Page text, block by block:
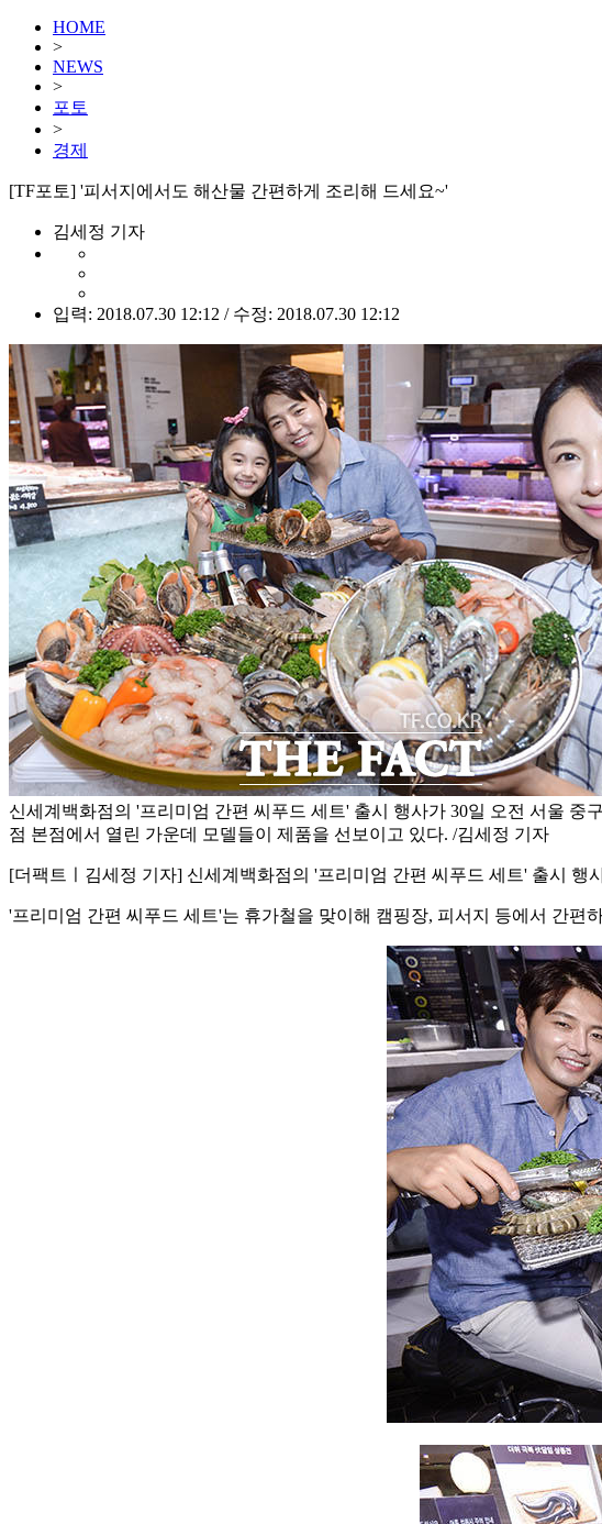
HOME
>
NEWS
>
포토
>
경제
[TF포토] '피서지에서도 해산물 간편하게 조리해 드세요~'
김세정 기자
입력: 2018.07.30 12:12 / 수정: 2018.07.30 12:12
신세계백화점의 '프리미엄 간편 씨푸드 세트' 출시 행사가 30일 오전 서울 중
점 본점에서 열린 가운데 모델들이 제품을 선보이고 있다. /김세정 기자
[더팩트ㅣ김세정 기자] 신세계백화점의 '프리미엄 간편 씨푸드 세트' 출시
'프리미엄 간편 씨푸드 세트'는 휴가철을 맞이해 캠핑장, 피서지 등에서 간